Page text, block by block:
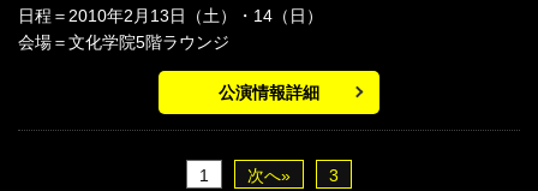
日程＝2010年2月13日（土）・14（日）
会場＝文化学院5階ラウンジ
公演情報詳細
1 次へ» 3